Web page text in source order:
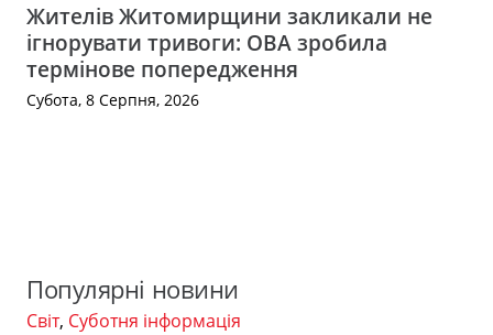
Жителів Житомирщини закликали не
ігнорувати тривоги: ОВА зробила
термінове попередження
Субота, 8 Серпня, 2026
Популярні новини
Світ, Суботня інформація